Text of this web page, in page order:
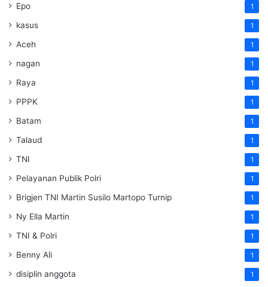
Epo 1
kasus 1
Aceh 1
nagan 1
Raya 1
PPPK 1
Batam 1
Talaud 1
TNI 1
Pelayanan Publik Polri 1
Brigjen TNI Martin Susilo Martopo Turnip 1
Ny Ella Martin 1
TNI & Polri 1
Benny Ali 1
disiplin anggota 1